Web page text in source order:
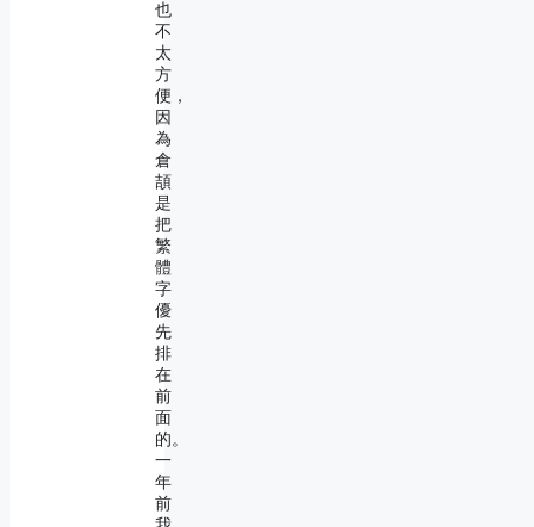
也
不
太
方
便，
因
為
倉
頡
是
把
繁
體
字
優
先
排
在
前
面
的。
一
年
前